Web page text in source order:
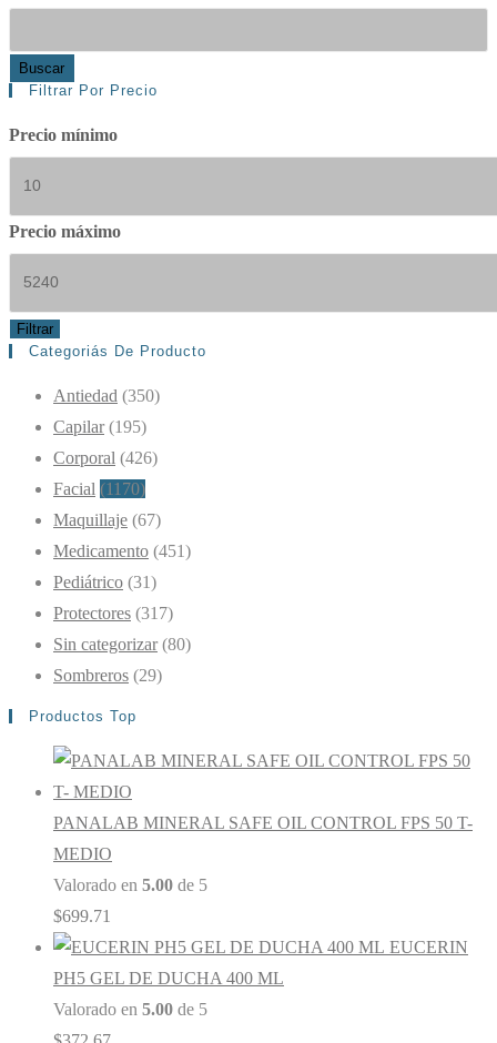
Buscar
Filtrar Por Precio
Precio mínimo
Precio máximo
Filtrar
Categoriás De Producto
Antiedad (350)
Capilar (195)
Corporal (426)
Facial (1170)
Maquillaje (67)
Medicamento (451)
Pediátrico (31)
Protectores (317)
Sin categorizar (80)
Sombreros (29)
Productos Top
PANALAB MINERAL SAFE OIL CONTROL FPS 50 T-
MEDIO
Valorado en 5.00 de 5
$699.71
EUCERIN
PH5 GEL DE DUCHA 400 ML
Valorado en 5.00 de 5